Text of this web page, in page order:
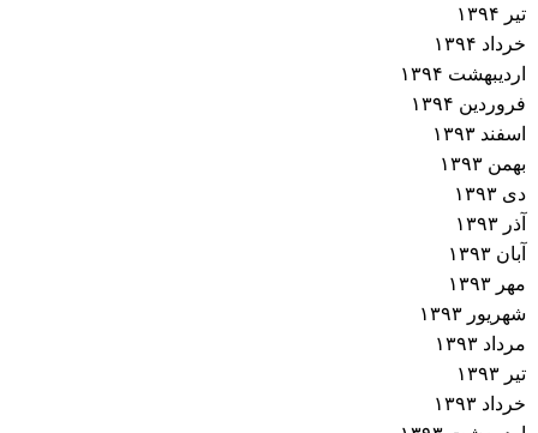
تیر ۱۳۹۴
خرداد ۱۳۹۴
اردیبهشت ۱۳۹۴
فروردین ۱۳۹۴
اسفند ۱۳۹۳
بهمن ۱۳۹۳
دی ۱۳۹۳
آذر ۱۳۹۳
آبان ۱۳۹۳
مهر ۱۳۹۳
شهریور ۱۳۹۳
مرداد ۱۳۹۳
تیر ۱۳۹۳
خرداد ۱۳۹۳